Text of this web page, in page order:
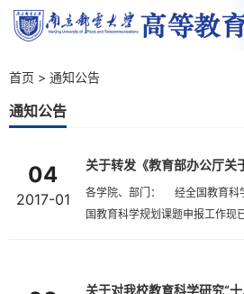
首页 > 通知公告
通知公告
04
2017-01
各学院、部门： 经全国教育科学规划领导小组批准，2017年度全
国教育科学规划课题申报工作现